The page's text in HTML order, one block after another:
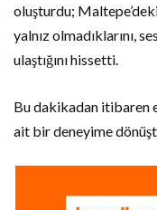
oluşturdu;
yalnız olmadıklarını,
ulaştığını hissetti.
Bu dakikadan itibaren
ait bir deneyime